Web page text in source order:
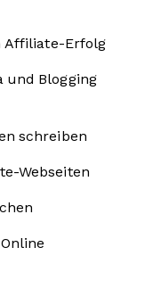
Affiliate-Erfolg
und Blogging
schreiben
Webseiten